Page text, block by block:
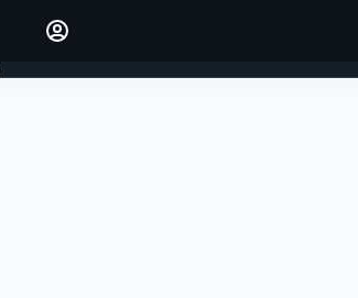
INICIAR SESIÓN